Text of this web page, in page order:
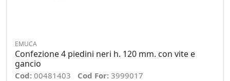
EMUCA
Confezione 4 piedini neri h. 120 mm. con vite e
gancio
Cod: 00481403 Cod For: 3999017